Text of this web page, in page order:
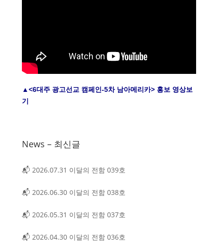
▲<6대주 광고선교 캠페인-5차 남아메리카> 홍보 영상보
기
News – 최신글
📬 2026.07.31 이달의 전함 039호
📬 2026.06.30 이달의 전함 038호
📬 2026.05.31 이달의 전함 037호
📬 2026.04.30 이달의 전함 036호